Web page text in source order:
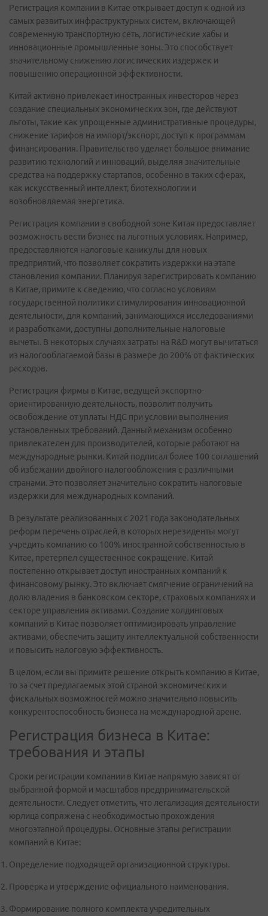
Регистрация компании в Китае открывает доступ к одной из
самых развитых инфраструктурных систем, включающей
современную транспортную сеть, логистические хабы и
инновационные промышленные зоны. Это способствует
значительному снижению логистических издержек и
повышению операционной эффективности.
Китай активно привлекает иностранных инвесторов через
создание специальных экономических зон, где действуют
льготы, такие как упрощенные административные процедуры,
снижение тарифов на импорт/экспорт, доступ к программам
финансирования. Правительство уделяет большое внимание
развитию технологий и инноваций, выделяя значительные
средства на поддержку стартапов, особенно в таких сферах,
как искусственный интеллект, биотехнологии и
возобновляемая энергетика.
Регистрация компании в свободной зоне Китая предоставляет
возможность вести бизнес на льготных условиях. Например,
предоставляются налоговые каникулы для новых
предприятий, что позволяет сократить издержки на этапе
становления компании. Планируя зарегистрировать компанию
в Китае, примите к сведению, что согласно условиям
государственной политики стимулирования инновационной
деятельности, для компаний, занимающихся исследованиями
и разработками, доступны дополнительные налоговые
вычеты. В некоторых случаях затраты на R&D могут вычитаться
из налогооблагаемой базы в размере до 200% от фактических
расходов.
Регистрация фирмы в Китае, ведущей экспортно-
ориентированную деятельность, позволит получить
освобождение от уплаты НДС при условии выполнения
установленных требований. Данный механизм особенно
привлекателен для производителей, которые работают на
международные рынки. Китай подписал более 100 соглашений
об избежании двойного налогообложения с различными
странами. Это позволяет значительно сократить налоговые
издержки для международных компаний.
В результате реализованных с 2021 года законодательных
реформ перечень отраслей, в которых нерезиденты могут
учредить компанию со 100% иностранной собственностью в
Китае, претерпел существенное сокращение. Китай
постепенно открывает доступ иностранных компаний к
финансовому рынку. Это включает смягчение ограничений на
долю владения в банковском секторе, страховых компаниях и
секторе управления активами. Создание холдинговых
компаний в Китае позволяет оптимизировать управление
активами, обеспечить защиту интеллектуальной собственности
и повысить налоговую эффективность.
В целом, если вы примите решение открыть компанию в Китае,
то за счет предлагаемых этой страной экономических и
фискальных возможностей можно значительно повысить
конкурентоспособность бизнеса на международной арене.
Регистрация бизнеса в Китае:
требования и этапы
Сроки регистрации компании в Китае напрямую зависят от
выбранной формой и масштабов предпринимательской
деятельности. Следует отметить, что легализация деятельности
юрлица сопряжена с необходимостью прохождения
многоэтапной процедуры. Основные этапы регистрации
компаний в Китае:
Определение подходящей организационной структуры.
Проверка и утверждение официального наименования.
Формирование полного комплекта учредительных